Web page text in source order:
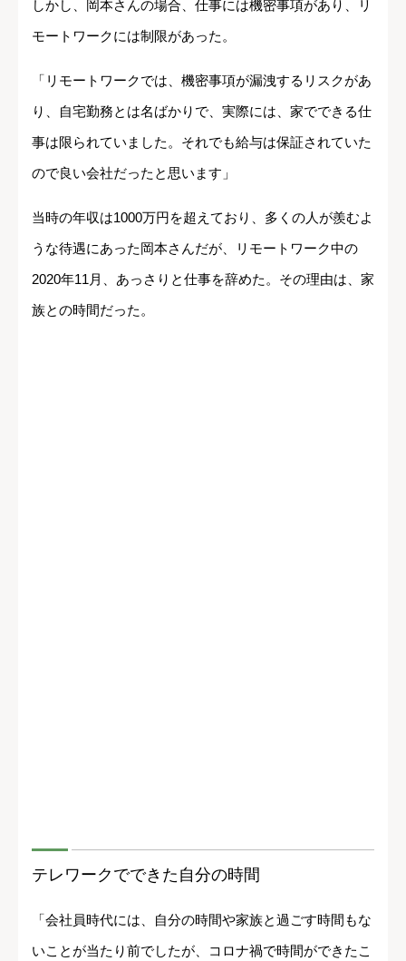
しかし、岡本さんの場合、仕事には機密事項があり、リ
モートワークには制限があった。
「リモートワークでは、機密事項が漏洩するリスクがあ
り、自宅勤務とは名ばかりで、実際には、家でできる仕
事は限られていました。それでも給与は保証されていた
ので良い会社だったと思います」
当時の年収は1000万円を超えており、多くの人が羨むよ
うな待遇にあった岡本さんだが、リモートワーク中の
2020年11月、あっさりと仕事を辞めた。その理由は、家
族との時間だった。
テレワークでできた自分の時間
「会社員時代には、自分の時間や家族と過ごす時間もな
いことが当たり前でしたが、コロナ禍で時間ができたこ